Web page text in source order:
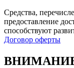
Средства,
предоставление
способствуют
Договор оферты